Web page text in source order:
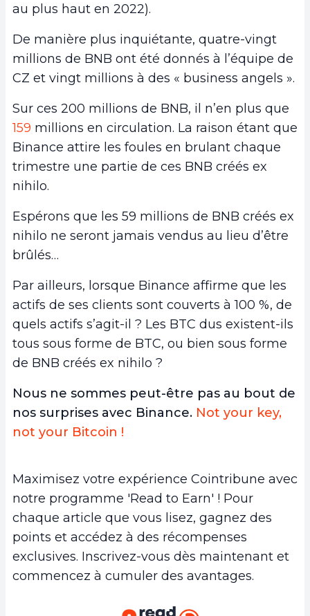
au plus haut en 2022).
De manière plus inquiétante, quatre-vingt
millions de BNB ont été donnés à l’équipe de
CZ et vingt millions à des « business angels ».
Sur ces 200 millions de BNB, il n’en plus que
159 millions en circulation. La raison étant que
Binance attire les foules en brulant chaque
trimestre une partie de ces BNB créés ex
nihilo.
Espérons que les 59 millions de BNB créés ex
nihilo ne seront jamais vendus au lieu d’être
brûlés…
Par ailleurs, lorsque Binance affirme que les
actifs de ses clients sont couverts à 100 %, de
quels actifs s’agit-il ? Les BTC dus existent-ils
tous sous forme de BTC, ou bien sous forme
de BNB créés ex nihilo ?
Nous ne sommes peut-être pas au bout de
nos surprises avec Binance. Not your key,
not your Bitcoin !
Maximisez votre expérience Cointribune avec
notre programme 'Read to Earn' ! Pour
chaque article que vous lisez, gagnez des
points et accédez à des récompenses
exclusives. Inscrivez-vous dès maintenant et
commencez à cumuler des avantages.